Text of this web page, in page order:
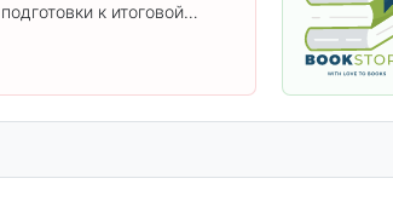
подготовки к итоговой